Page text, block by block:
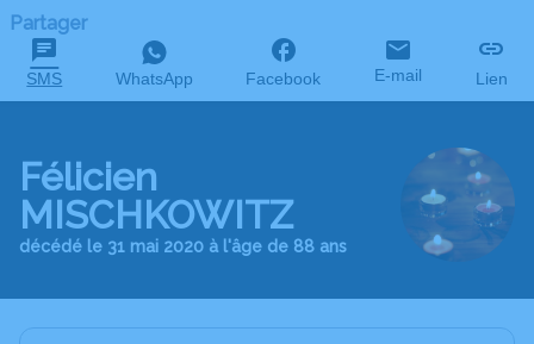
Partager
SMS WhatsApp Facebook E-mail Lien
Félicien
MISCHKOWITZ
décédé le 31 mai 2020 à l'âge de 88 ans